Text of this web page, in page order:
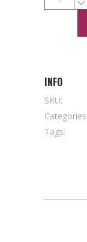
INFO
SKU:
Categories:
Tags: